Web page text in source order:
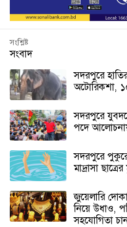
সংশ্লিষ্ট
সংবাদ
সদরপুরে
অটোরিকশা,
সদরপুরে
পদে
সদরপুরে
মাদ্রাসা
জুয়েলারি
নিয়ে উধাও,
সহযোগিতা